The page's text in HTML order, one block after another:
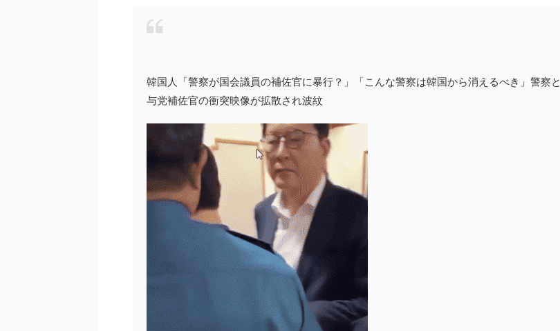
韓国人「警察が国会議員の補佐官に暴行？」「こんな警察は韓国から消えるべき」警察と
与党補佐官の衝突映像が拡散され波紋